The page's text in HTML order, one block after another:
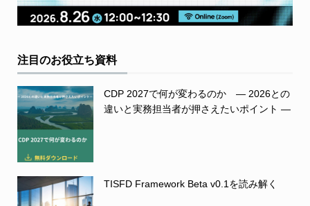
注目のお役立ち資料
CDP 2027で何が変わるのか ― 2026との
違いと実務担当者が押さえたいポイント ―
TISFD Framework Beta v0.1を読み解く